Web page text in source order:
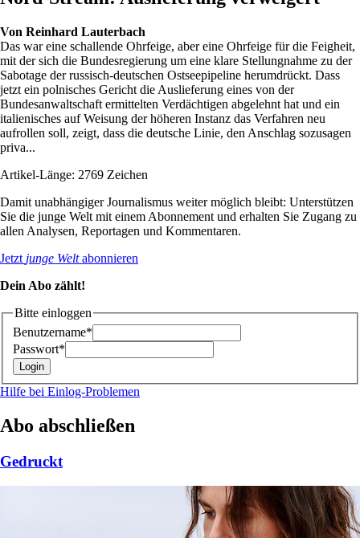
Von Reinhard Lauterbach
Das war eine schallende Ohrfeige, aber eine Ohrfeige für die Feigheit,
mit der sich die Bundesregierung um eine klare Stellungnahme zu der
Sabotage der russisch-deutschen Ostseepipeline herumdrückt. Dass
jetzt ein polnisches Gericht die Auslieferung eines von der
Bundesanwaltschaft ermittelten Verdächtigen abgelehnt hat und ein
italienisches auf Weisung der höheren Instanz das Verfahren neu
aufrollen soll, zeigt, dass die deutsche Linie, den Anschlag sozusagen
priva...
Artikel-Länge: 2769 Zeichen
Damit unabhängiger Journalismus weiter möglich bleibt: Unterstützen
Sie die junge Welt mit einem Abonnement und erhalten Sie Zugang zu
allen Analysen, Reportagen und Kommentaren.
Jetzt junge Weltabonnieren
Dein Abo zählt!
Bitte einloggen
Benutzername*
Passwort*
Hilfe bei Einlog-Problemen
Abo abschließen
Gedruckt